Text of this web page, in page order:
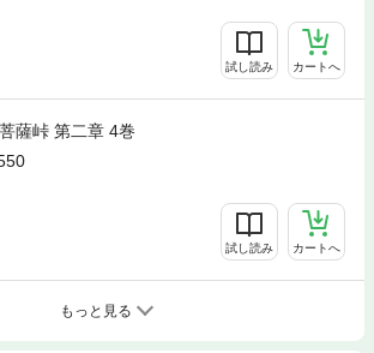
試し読み カートへ
薩峠 第二章 4巻
試し読み カートへ
もっと見る